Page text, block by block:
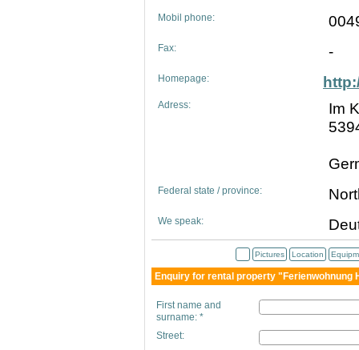
Mobil phone:
Fax: -
Homepage:
Adress:
Im
Federal state / province:
We speak:
Pictures Location
Enquiry for rental property "Ferienwohnung
First name and
surname: *
Street: